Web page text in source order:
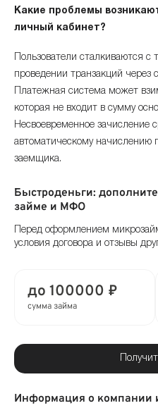
Какие проблемы
личный кабинет?
Пользователи сталкиваются
проведении транзакций
Платежная система может
которая не входит в сумму
Несвоевременное зачисление
автоматическому начислению
заемщика.
Быстроденьги:
займе и МФО
Перед оформлением
условия договора и отзывы
до 100000 ₽
сумма займа
Информация о компании